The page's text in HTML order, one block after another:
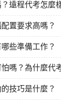
遠程代考怎麼
置要求高嗎？
些準備工作？
嗎？為什麼代
技巧是什麼？